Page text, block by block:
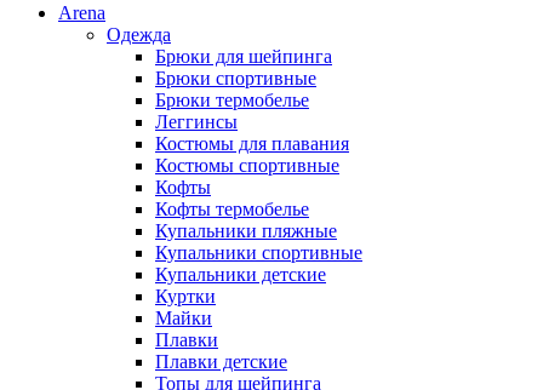
Arena
Одежда
Брюки для шейпинга
Брюки спортивные
Брюки термобелье
Леггинсы
Костюмы для плавания
Костюмы спортивные
Кофты
Кофты термобелье
Купальники пляжные
Купальники спортивные
Купальники детские
Куртки
Майки
Плавки
Плавки детские
Топы для шейпинга